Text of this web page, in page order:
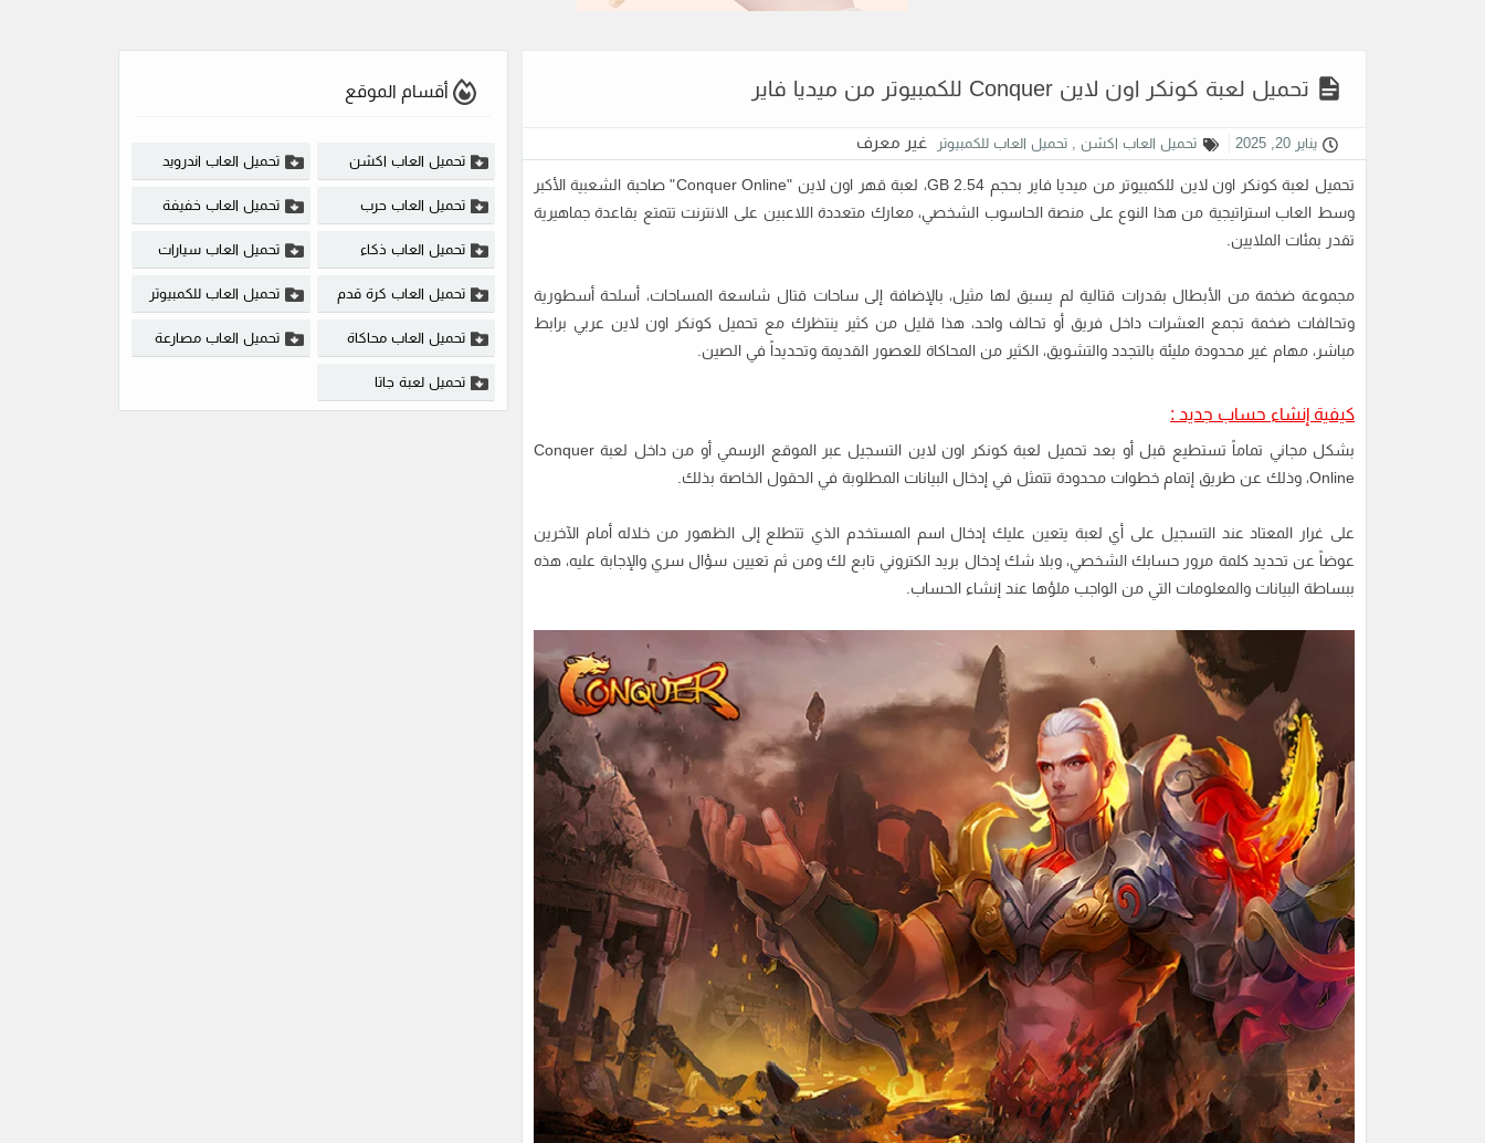
تحميل لعبة كونكر اون لاين Conquer للكمبيوتر من ميديا فاير
يناير 20, 2025 تحميل العاب اكشن , تحميل العاب للكمبيوتر غير معرف
تحميل لعبة كونكر اون لاين للكمبيوتر من ميديا فاير بحجم 2.54 GB، لعبة قهر اون لاين "Conquer Online" صاحبة الشعبية الأكبر
وسط العاب استراتيجية من هذا النوع على منصة الحاسوب الشخصي، معارك متعددة اللاعبين على الانترنت تتمتع بقاعدة جماهيرية
تقدر بمئات الملايين.
مجموعة ضخمة من الأبطال بقدرات قتالية لم يسبق لها مثيل، بالإضافة إلى ساحات قتال شاسعة المساحات، أسلحة أسطورية
وتحالفات ضخمة تجمع العشرات داخل فريق أو تحالف واحد، هذا قليل من كثير ينتظرك مع تحميل كونكر اون لاين عربي برابط
مباشر، مهام غير محدودة مليئة بالتجدد والتشويق، الكثير من المحاكاة للعصور القديمة وتحديداً في الصين.
كيفية إنشاء حساب جديد :
بشكل مجاني تماماً تستطيع قبل أو بعد تحميل لعبة كونكر اون لاين
التسجيل عبر الموقع الرسمي أو من داخل لعبة Conquer
Online، وذلك عن طريق إتمام خطوات محدودة تتمثل في إدخال البيانات المطلوبة في الحقول الخاصة بذلك.
على غرار المعتاد عند التسجيل على أي لعبة يتعين عليك إدخال اسم المستخدم الذي تتطلع إلى الظهور من خلاله أمام الآخرين
عوضاً عن تحديد كلمة مرور حسابك الشخصي، وبلا شك إدخال بريد الكتروني تابع لك ومن ثم تعيين سؤال سري والإجابة عليه، هذه
ببساطة البيانات والمعلومات التي من الواجب ملؤها عند إنشاء الحساب.
أقسام الموقع
تحميل العاب اكشن تحميل العاب اندرويد
تحميل العاب حرب تحميل العاب خفيفة
تحميل العاب ذكاء تحميل العاب سيارات
تحميل العاب كرة قدم تحميل العاب للكمبيوتر
تحميل العاب محاكاة تحميل العاب مصارعة
تحميل لعبة جاتا